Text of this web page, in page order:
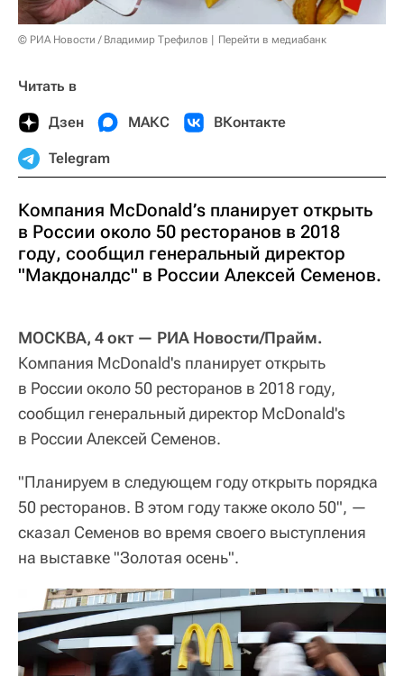
© РИА Новости / Владимир Трефилов Перейти в медиабанк
Читать в
Дзен МАКС ВКонтакте
Telegram
Компания McDonald’s планирует открыть
в России около 50 ресторанов в 2018
году, сообщил генеральный директор
"Макдоналдс" в России Алексей Семенов.
МОСКВА, 4 окт — РИА Новости/Прайм.
Компания McDonald's планирует открыть
в России около 50 ресторанов в 2018 году,
сообщил генеральный директор McDonald's
в России Алексей Семенов.
"Планируем в следующем году открыть порядка
50 ресторанов. В этом году также около 50", —
сказал Семенов во время своего выступления
на выставке "Золотая осень".